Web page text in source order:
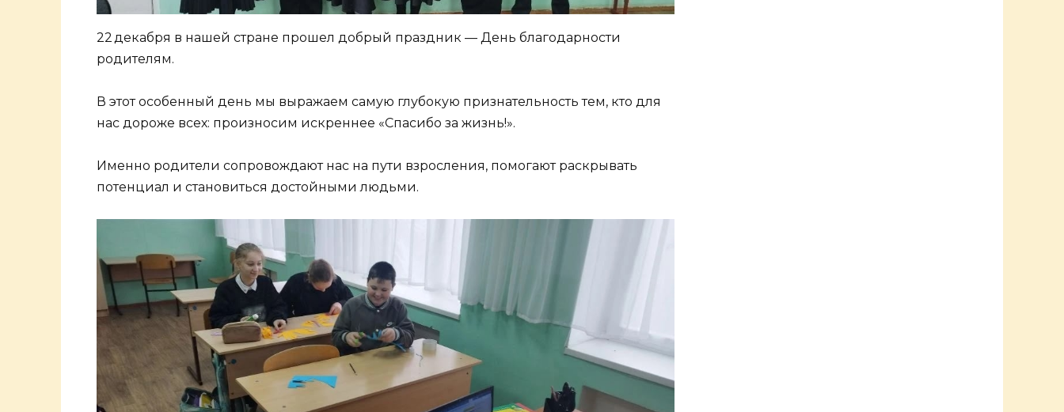
22 декабря в нашей стране прошел добрый праздник — День благодарности
родителям.
В этот особенный день мы выражаем самую глубокую признательность тем, кто для
нас дороже всех: произносим искреннее «Спасибо за жизнь!».
Именно родители сопровождают нас на пути взросления, помогают раскрывать
потенциал и становиться достойными людьми.